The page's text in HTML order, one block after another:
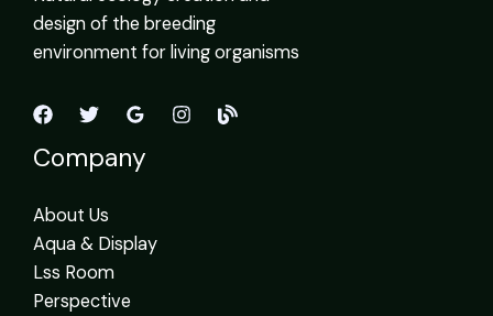
design of the breeding
environment for living organisms
Company
About Us
Aqua & Display
Lss Room
Perspective